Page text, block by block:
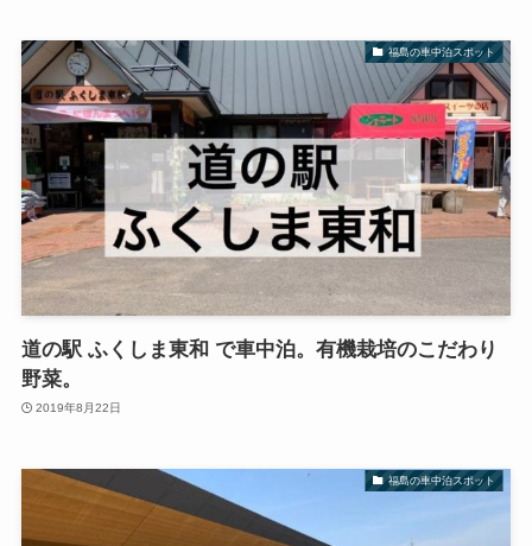
福島の車中泊スポット
道の駅 ふくしま東和 で車中泊。有機栽培のこだわり
野菜。
2019年8月22日
福島の車中泊スポット